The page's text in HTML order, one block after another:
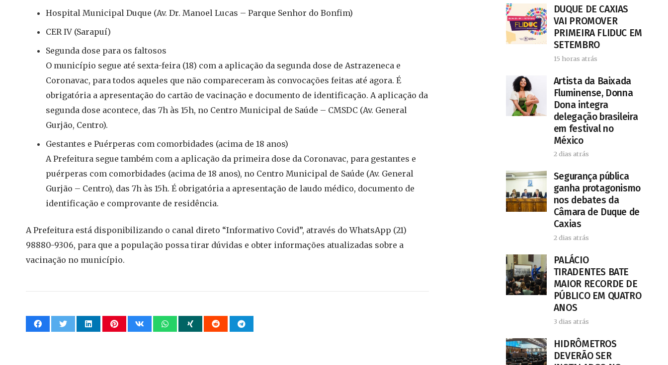
Hospital Municipal Duque (Av. Dr. Manoel Lucas – Parque Senhor do Bonfim)
CER IV (Sarapuí)
Segunda dose para os faltosos
O município segue até sexta-feira (18) com a aplicação da segunda dose de Astrazeneca e
Coronavac, para todos aqueles que não compareceram às convocações feitas até agora. É
obrigatória a apresentação do cartão de vacinação e documento de identificação. A aplicação da
segunda dose acontece, das 7h às 15h, no Centro Municipal de Saúde – CMSDC (Av. General
Gurjão, Centro).
Gestantes e Puérperas com comorbidades (acima de 18 anos)
A Prefeitura segue também com a aplicação da primeira dose da Coronavac, para gestantes e
puérperas com comorbidades (acima de 18 anos), no Centro Municipal de Saúde (Av. General
Gurjão – Centro), das 7h às 15h. É obrigatória a apresentação de laudo médico, documento de
identificação e comprovante de residência.
A Prefeitura está disponibilizando o canal direto “Informativo Covid”, através do WhatsApp (21)
98880-9306, para que a população possa tirar dúvidas e obter informações atualizadas sobre a
vacinação no município.
DUQUE DE CAXIAS
VAI PROMOVER
PRIMEIRA FLIDUC EM
SETEMBRO
15 horas atrás
Artista da Baixada
Fluminense, Donna
Dona integra
delegação brasileira
em festival no
México
2 dias atrás
Segurança pública
ganha protagonismo
nos debates da
Câmara de Duque de
Caxias
2 dias atrás
PALÁCIO
TIRADENTES BATE
MAIOR RECORDE DE
PÚBLICO EM QUATRO
ANOS
3 dias atrás
HIDRÔMETROS
DEVERÃO SER